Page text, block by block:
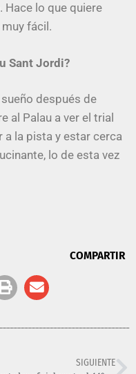
lo que quiere
fácil.
Sant Jordi?
después de
al Palau a ver el trial
a la pista y estar cerca
lo de esta vez
COMPARTIR
SIGUIENTE